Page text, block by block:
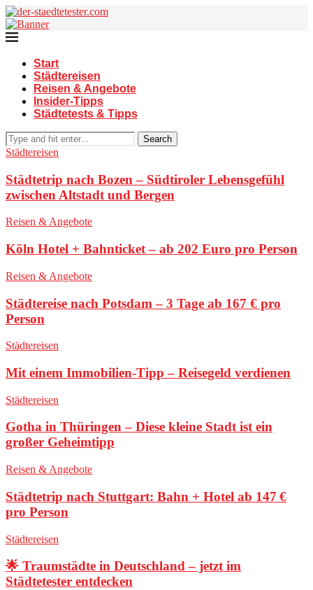
Start
Städtereisen
Reisen & Angebote
Insider-Tipps
Städtetests & Tipps
Search
Städtereisen
Städtetrip nach Bozen – Südtiroler Lebensgefühl
zwischen Altstadt und Bergen
Reisen & Angebote
Köln Hotel + Bahnticket – ab 202 Euro pro Person
Reisen & Angebote
Städtereise nach Potsdam – 3 Tage ab 167 € pro
Person
Städtereisen
Mit einem Immobilien-Tipp – Reisegeld verdienen
Städtereisen
Gotha in Thüringen – Diese kleine Stadt ist ein
großer Geheimtipp
Reisen & Angebote
Städtetrip nach Stuttgart: Bahn + Hotel ab 147 €
pro Person
Städtereisen
🌟 Traumstädte in Deutschland – jetzt im
Städtetester entdecken